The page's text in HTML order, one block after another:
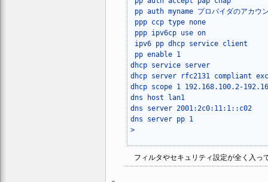
pp auth myname プロバイダのアカウ
ppp ccp type none
ppp ipv6cp use on
ipv6 pp dhcp service client
pp enable 1
dhcp service server
dhcp server rfc2131 compliant
dhcp scope 1 192.168.100.2-
dns host lan1
dns server 2001:2c0:11:1::c02
dns server pp 1
>
フィルタやセキュリティ設定が全く入っ